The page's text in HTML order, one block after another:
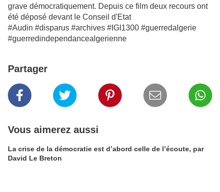
grave démocratiquement. Depuis ce film deux recours ont
été déposé devant le Conseil d'Etat
#Audin #disparus #archives #IGI1300 #guerredalgerie
#guerredindependancealgerienne
Partager
Vous aimerez aussi
La crise de la démocratie est d’abord celle de l’écoute, par
David Le Breton